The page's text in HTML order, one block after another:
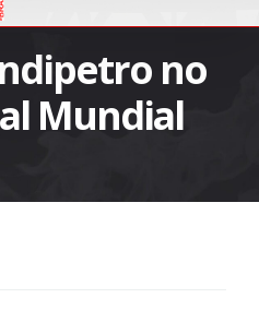
no
Mundial